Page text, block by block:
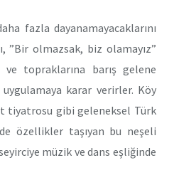
fazla dayanamayacaklarını
”Bir olmazsak, biz olamayız”
ve topraklarına barış gelene
uygulamaya karar verirler. Köy
tiyatrosu gibi geleneksel Türk
özellikler taşıyan bu neşeli
müzik ve dans eşliğinde